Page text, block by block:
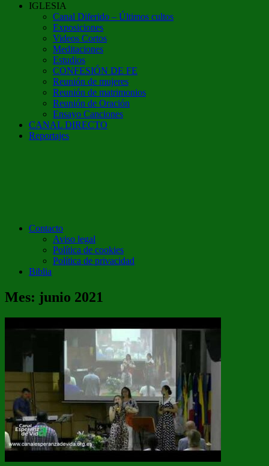
IGLESIA
Canal Diferido – Últimos cultos
Exposiciones
Videos Cortos
Meditaciones
Estudios
CONFESIÓN DE FE
Reunión de mujeres
Reunión de matrimonios
Reunión de Oración
Ensayo Canciones
CANAL DIRECTO
Reportajes
Contacto
Aviso legal
Política de cookies
Política de privacidad
Biblia
Mes: junio 2021